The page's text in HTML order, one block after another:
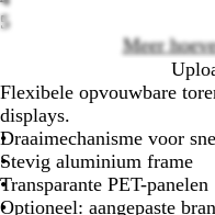
5
Meer
Flexibele opvouwbare
displays.
Draaimechanisme voor
Stevig aluminium frame
Transparante PET-panelen
Optioneel: aangepaste